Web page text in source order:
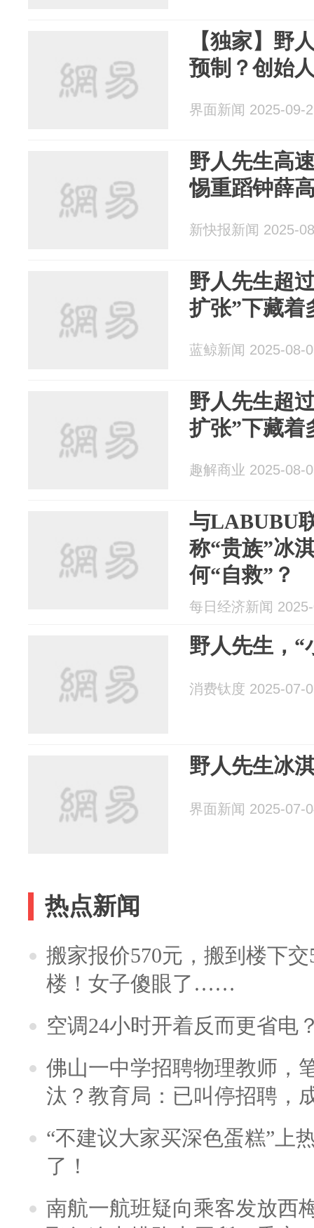
【独家】野
预制？创始
界面新闻 2025-09-
野人先生高
惕重蹈钟薛
新快报新闻 2025-
野人先生超
扩张”下藏着
蓝鲸新闻 2025-08-
野人先生超
扩张”下藏着
趣解商业 2025-08-
与LABUBU
称“贵族”冰
何“自救”？
每日经济新闻
野人先生，“
消费钛度 2025-07-
野人先生冰
界面新闻 2025-07-
热点新闻
搬家报价570元，搬到楼下
楼！女子傻眼了……
空调24小时开着反而更省电
佛山一中学招聘物理教师，
汰？教育局：已叫停招聘，
“不建议大家买深色蛋糕”上
了！
南航一航班疑向乘客发放西